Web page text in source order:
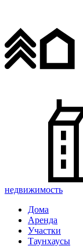
недвижимость
Дома
Аренда
Участки
Таунхаусы